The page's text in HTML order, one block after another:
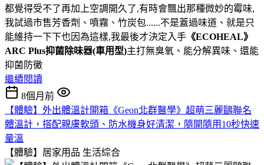
都覺得受不了再加上空調開久了,有時會飄出那種微妙的霉味,
我試過市售芳香劑、噴霧、竹炭包......不是蓋過味道、就是只
能維持一下下也因為這樣,我最後才決定入手 《ECOHEAL》
ARC Plus抑菌除味器(車用型)主打無臭氧、能分解異味、還能
抑菌防黴
繼續閱讀
8個月前
【體驗】外出體溫計開箱《Geon北群醫學》超萌三麗鷗聯名
體溫計，搭配親膚軟頭、防水機身好清潔，隨開隨用10秒快速
量溫
【體驗】居家用品 生活綜合